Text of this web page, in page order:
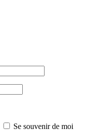
Se souvenir de moi